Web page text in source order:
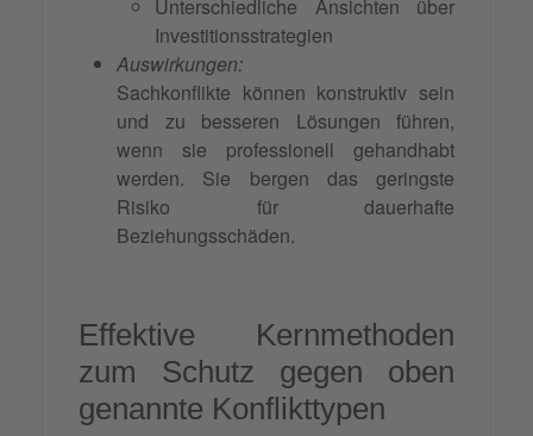
Unterschiedliche Ansichten über
Investitionsstrategien
Auswirkungen:
Sachkonflikte können konstruktiv sein
und zu besseren Lösungen führen,
wenn sie professionell gehandhabt
werden. Sie bergen das geringste
Risiko für dauerhafte
Beziehungsschäden.
Effektive Kernmethoden
zum Schutz gegen oben
genannte Konflikttypen